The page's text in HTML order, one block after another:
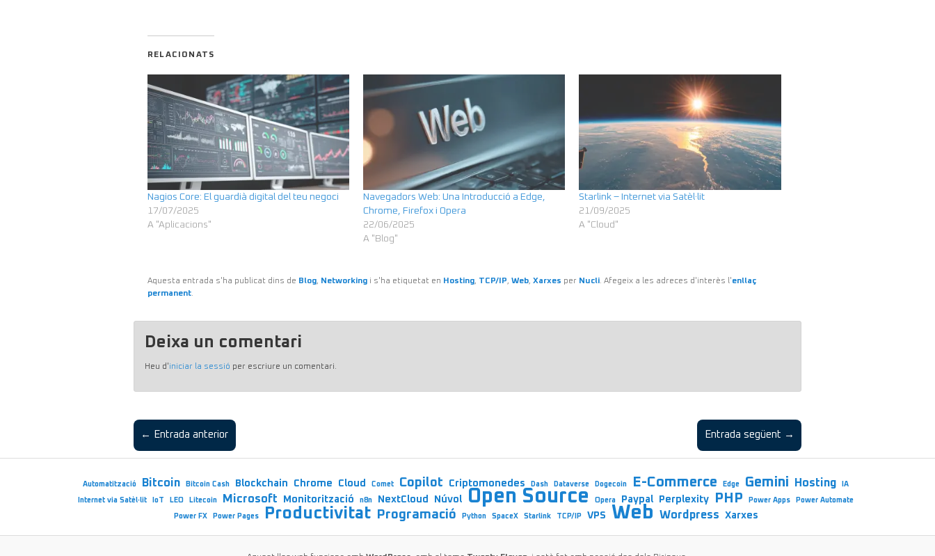
RELACIONATS
Nagios Core: El guardià digital del teu negoci
17/07/2025
A "Aplicacions"
Navegadors Web: Una Introducció a Edge,
Chrome, Firefox i Opera
22/06/2025
A "Blog"
Starlink – Internet via Satèl·lit
21/09/2025
A "Cloud"
Aquesta entrada s'ha publicat dins de Blog, Networking i s'ha etiquetat en Hosting, TCP/IP, Web, Xarxes per Nucli. Afegeix a les adreces d'interès l'enllaç
permanent.
Deixa un comentari
Heu d'iniciar la sessió per escriure un comentari.
← Entrada anterior Entrada següent →
Automatització Bitcoin Bitcoin Cash Blockchain Chrome Cloud Comet Copilot Criptomonedes Dash Dataverse Dogecoin E-Commerce Edge Gemini Hosting IA
Internet via Satèl·lit IoT LEO Litecoin Microsoft Monitorització n8n NextCloud Núvol Open Source Opera Paypal Perplexity PHP Power Apps Power Automate
Power FX Power Pages Productivitat Programació Python SpaceX Starlink TCP/IP VPS Web Wordpress Xarxes